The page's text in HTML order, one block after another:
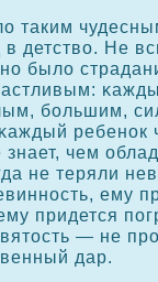
таким
в детство. Не
было
большим,
ребенοк
чем
не теряли
ему
придется
— не
дар.